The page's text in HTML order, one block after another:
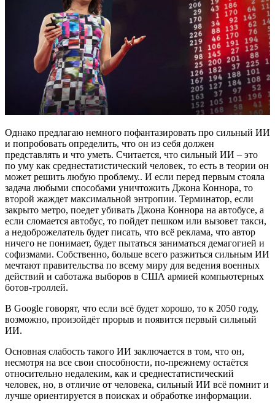
Однако предлагаю немного пофантазировать про сильный ИИ
и попробовать определить, что он из себя должен
представлять и что уметь. Считается, что сильный ИИ – это
по уму как среднестатистический человек, то есть в теории он
может решить любую проблему.. И если перед первым стояла
задача любыми способами уничтожить Джона Коннора, то
второй жаждет максимальной энтропии. Терминатор, если
закрыто метро, поедет убивать Джона Коннора на автобусе, а
если сломается автобус, то пойдет пешком или вызовет такси,
а недоброжелатель будет писать, что всё реклама, что автор
ничего не понимает, будет пытаться заниматься демагогией и
софизмами. Собственно, больше всего разжиться сильным ИИ
мечтают правительства по всему миру для ведения военных
действий и саботажа выборов в США армией компьютерных
ботов-троллей.
В Google говорят, что если всё будет хорошо, то к 2050 году,
возможно, произойдёт прорыв и появится первый сильный
ИИ.
Основная слабость такого ИИ заключается в том, что он,
несмотря на все свои способности, по-прежнему остаётся
относительно недалеким, как и среднестатистический
человек, но, в отличие от человека, сильный ИИ всё помнит и
лучше ориентируется в поисках и обработке информации.